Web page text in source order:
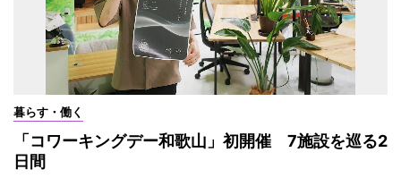
暮らす・働く
「コワーキングデー和歌山」初開催 7施設を巡る2
日間